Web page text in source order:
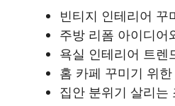
빈티지 인테리어 꾸
주방 리폼 아이디어
욕실 인테리어 트렌
홈 카페 꾸미기 위
집안 분위기 살리는